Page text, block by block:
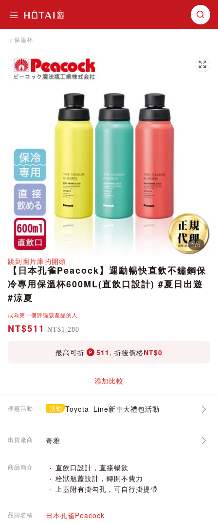
保溫杯
跳到圖片庫的末尾
1/6
跳到圖片庫的開頭
【日本孔雀Peacock】運動暢快直飲不鏽鋼保
冷專用保溫杯600ML(直飲口設計) #夏日出遊
#涼夏
成為第一個評論該產品的人
NT$511 NT$1,280
最高可折 511 , 折後價格NT$0
添加比較
優惠活動 活動 Toyota_Line新車大禮包活動
出貨廠商 奇雅
商品簡介
直飲口設計，直接暢飲
栓狀瓶蓋設計，轉開不費力
上蓋附有掛勾孔，可自行掛提帶
品牌名稱 日本孔雀Peacock